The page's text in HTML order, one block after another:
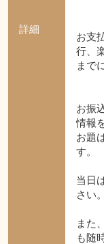
詳細
お支
行、
まで
お振
情報
お題
す。
当日
さい。
また
も随